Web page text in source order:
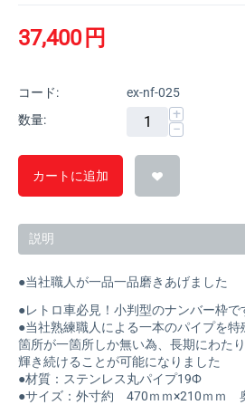
37,400 円
コード:
ex-nf-025
数量:
+
−
カートに追加
説明
●当社職人が一品一品磨きあげました
●レトロ車必見！小判型のナンバー枠で
●当社熟練職人による一本のパイプを
箇所が一箇所しか無い為、長期にわた
輝き続けることが可能になりました
●材質：ステンレス丸パイプ19Ф
●サイズ：外寸約 470ｍｍ×210ｍｍ